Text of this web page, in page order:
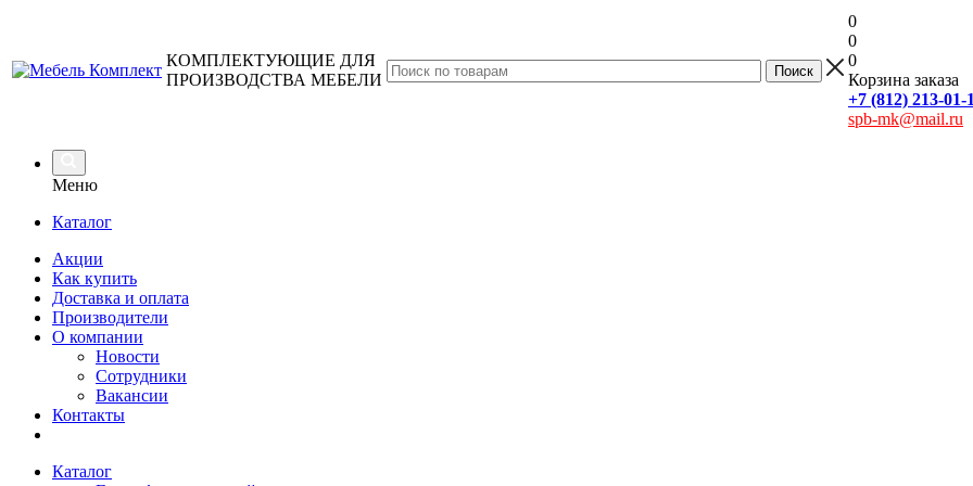
КОМПЛЕКТУЮЩИЕ ДЛЯ
ПРОИЗВОДСТВА МЕБЕЛИ
0
0
0
Корзина заказа
+7 (812) 213-01-
spb-mk@mail.ru
Меню
Каталог
Акции
Как купить
Доставка и оплата
Производители
О компании
Новости
Сотрудники
Вакансии
Контакты
Каталог